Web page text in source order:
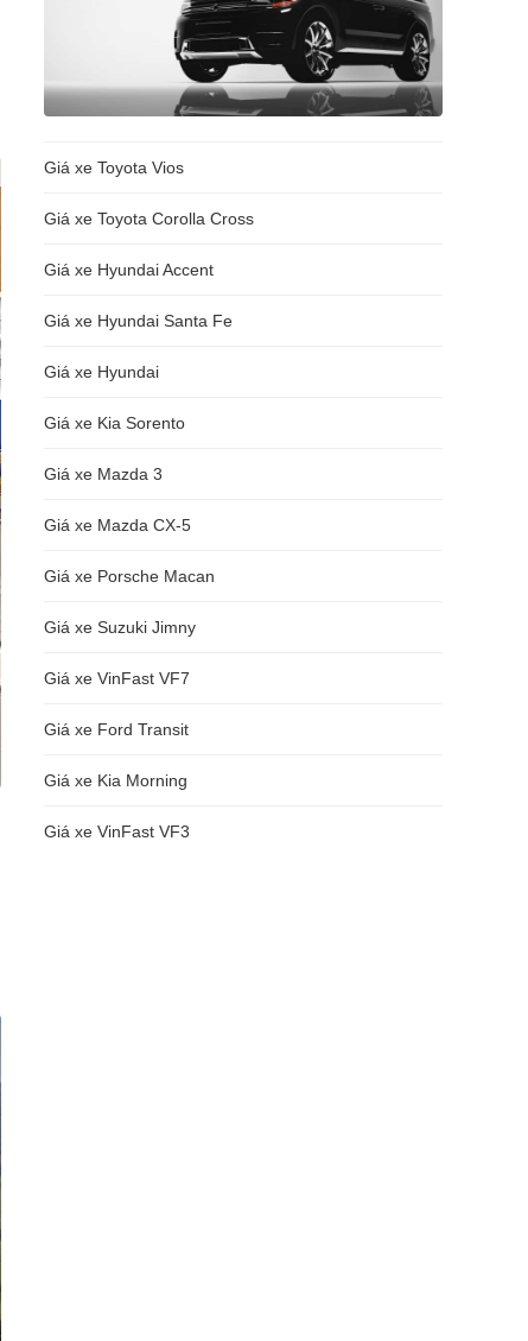
Giá xe Toyota Vios
Giá xe Toyota Corolla Cross
Giá xe Hyundai Accent
Giá xe Hyundai Santa Fe
Giá xe Hyundai
Giá xe Kia Sorento
Giá xe Mazda 3
Giá xe Mazda CX-5
Giá xe Porsche Macan
Giá xe Suzuki Jimny
Giá xe VinFast VF7
Giá xe Ford Transit
Giá xe Kia Morning
Giá xe VinFast VF3